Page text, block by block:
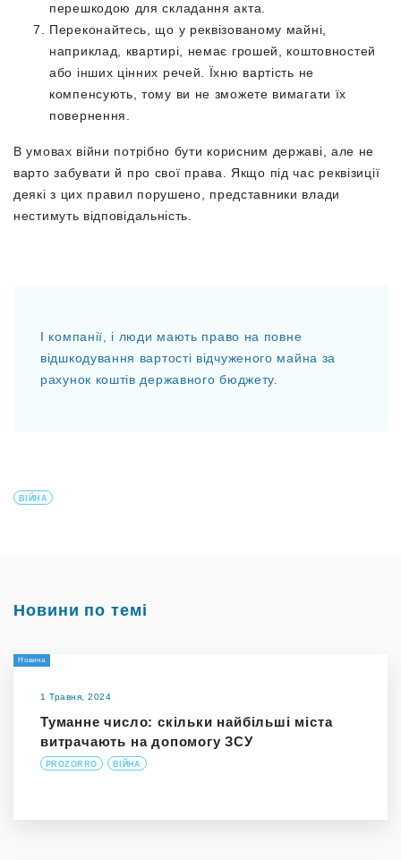
перешкодою для складання акта.
Переконайтесь, що у реквізованому майні,
наприклад, квартирі, немає грошей, коштовностей
або інших цінних речей. Їхню вартість не
компенсують, тому ви не зможете вимагати їх
повернення.
В умовах війни потрібно бути корисним державі, але не
варто забувати й про свої права. Якщо під час реквізиції
деякі з цих правил порушено, представники влади
нестимуть відповідальність.
І компанії, і люди мають право на повне
відшкодування вартості відчуженого майна за
рахунок коштів державного бюджету.
ВІЙНА
Новини по темі
Новина
1 Травня, 2024
Туманне число: скільки найбільші міста
витрачають на допомогу ЗСУ
PROZORRO ВІЙНА